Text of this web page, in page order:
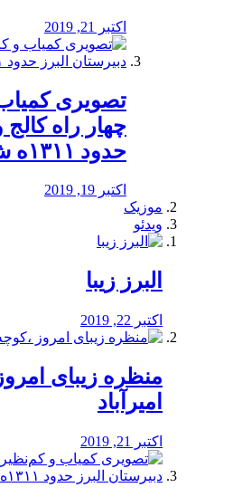
اکتبر 21, 2019
️تصویری
چهار راه كالج
حدود ۱۳۱۱ه ش
اکتبر 19, 2019
موزیک
ویدئو
البرز زیبا
اکتبر 22, 2019
منظره‌‌ زیبای
امیرآباد
اکتبر 21, 2019